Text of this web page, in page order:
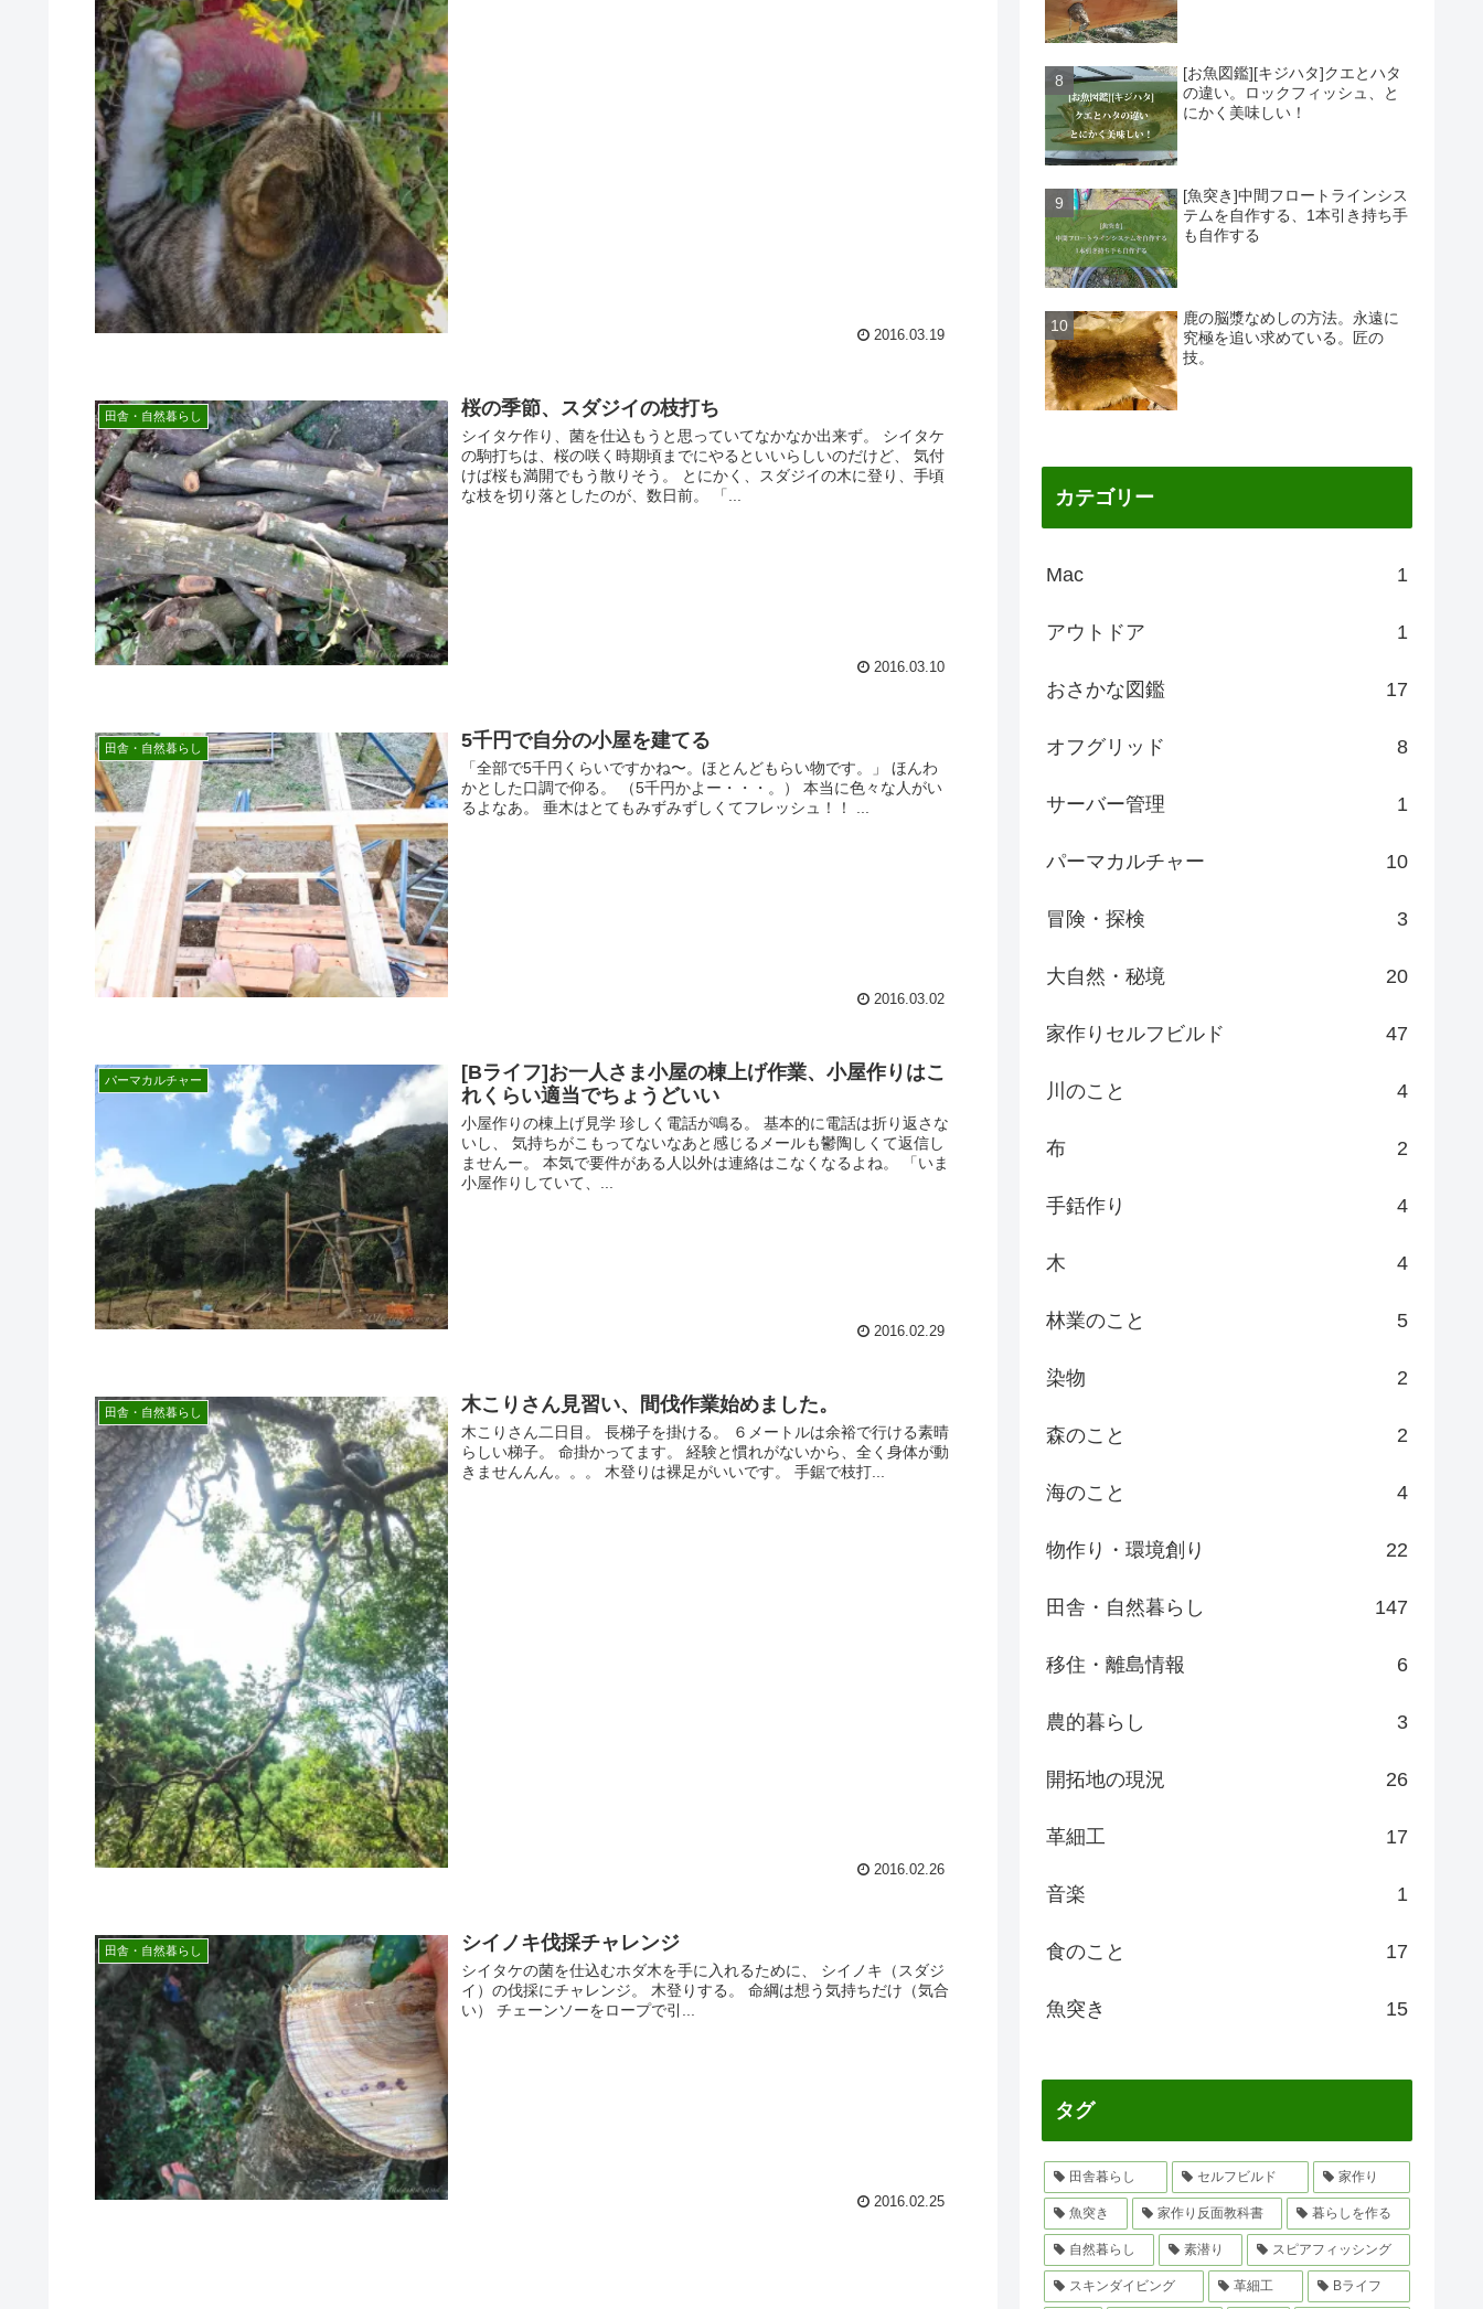
2016.03.19
田舎・自然暮らし 桜の季節、スダジイの枝打ち
シイタケ作り、菌を仕込もうと思っていてなかなか出来ず。 シイタケ
の駒打ちは、桜の咲く時期頃までにやるといいらしいのだけど、 気付
けば桜も満開でもう散りそう。 とにかく、スダジイの木に登り、手頃
な枝を切り落としたのが、数日前。 「...
2016.03.10
田舎・自然暮らし 5千円で自分の小屋を建てる
「全部で5千円くらいですかね〜。ほとんどもらい物です。」 ほんわ
かとした口調で仰る。 （5千円かよー・・・。） 本当に色々な人がい
るよなあ。 垂木はとてもみずみずしくてフレッシュ！！ ...
2016.03.02
パーマカルチャー
[Bライフ]お一人さま小屋の棟上げ作業、小屋作りはこ
れくらい適当でちょうどいい
小屋作りの棟上げ見学 珍しく電話が鳴る。 基本的に電話は折り返さな
いし、 気持ちがこもってないなあと感じるメールも鬱陶しくて返信し
ませんー。 本気で要件がある人以外は連絡はこなくなるよね。 「いま
小屋作りしていて、...
2016.02.29
田舎・自然暮らし 木こりさん見習い、間伐作業始めました。
木こりさん二日目。 長梯子を掛ける。 ６メートルは余裕で行ける素晴
らしい梯子。 命掛かってます。 経験と慣れがないから、全く身体が動
きませんんん。。。 木登りは裸足がいいです。 手鋸で枝打...
2016.02.26
田舎・自然暮らし シイノキ伐採チャレンジ
シイタケの菌を仕込むホダ木を手に入れるために、 シイノキ（スダジ
イ）の伐採にチャレンジ。 木登りする。 命綱は想う気持ちだけ（気合
い） チェーンソーをロープで引...
2016.02.25
[お魚図鑑][キジハタ]クエとハタ
の違い。ロックフィッシュ、と
にかく美味しい！
[魚突き]中間フロートラインシス
テムを自作する、1本引き持ち手
も自作する
鹿の脳漿なめしの方法。永遠に
究極を追い求めている。匠の
技。
カテゴリー
Mac 1
アウトドア 1
おさかな図鑑 17
オフグリッド 8
サーバー管理 1
パーマカルチャー 10
冒険・探検 3
大自然・秘境 20
家作りセルフビルド 47
川のこと 4
布 2
手銛作り 4
木 4
林業のこと 5
染物 2
森のこと 2
海のこと 4
物作り・環境創り 22
田舎・自然暮らし 147
移住・離島情報 6
農的暮らし 3
開拓地の現況 26
革細工 17
音楽 1
食のこと 17
魚突き 15
タグ
田舎暮らし セルフビルド 家作り
魚突き 家作り反面教科書 暮らしを作る
自然暮らし 素潜り スピアフィッシング
スキンダイビング 革細工 Bライフ